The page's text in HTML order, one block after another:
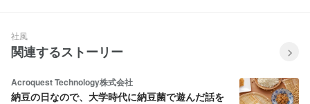
社風
関連するストーリー
Acroquest Technology株式会社
納豆の日なので、大学時代に納豆菌で遊んだ話を